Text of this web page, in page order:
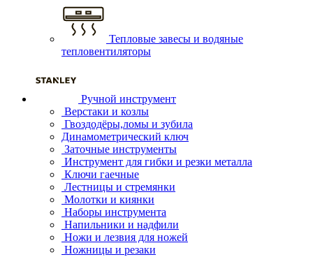
Тепловые завесы и водяные
тепловентиляторы
Ручной инструмент
Верстаки и козлы
Гвоздодёры,ломы и зубила
Динамометрический ключ
Заточные инструменты
Инструмент для гибки и резки металла
Ключи гаечные
Лестницы и стремянки
Молотки и киянки
Наборы инструмента
Напильники и надфили
Ножи и лезвия для ножей
Ножницы и резаки